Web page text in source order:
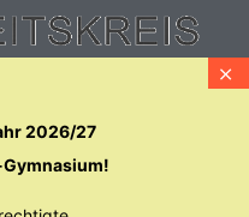
2026/27